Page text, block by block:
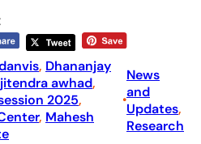
, Dhananjay
jitendra awhad
2025
, Mahesh
•
News
and
Updates
Research